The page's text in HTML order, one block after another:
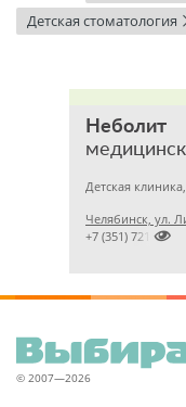
Детская стоматология
Неболит
Челябинск, ул.

+7 (351) 7212891
© 2007—2026